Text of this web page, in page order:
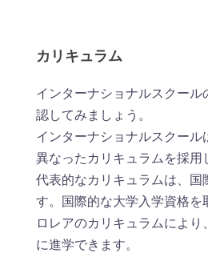
カリキュラム
インターナショナルスクール
認してみましょう。
インターナショナルスクール
異なったカリキュラムを採用
代表的なカリキュラムは、国
す。国際的な大学入学資格を
ロレアのカリキュラムによ
に進学できます。